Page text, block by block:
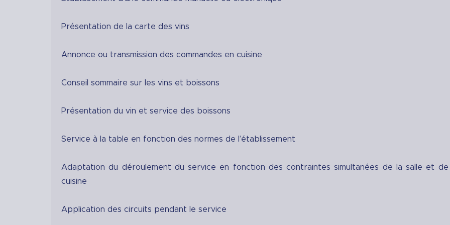
Présentation de la carte des vins
Annonce ou transmission des commandes en cuisine
Conseil sommaire sur les vins et boissons
Présentation du vin et service des boissons
Service à la table en fonction des normes de l’établissement
Adaptation du déroulement du service en fonction des contraintes simultanées de la salle et de
cuisine
Application des circuits pendant le service